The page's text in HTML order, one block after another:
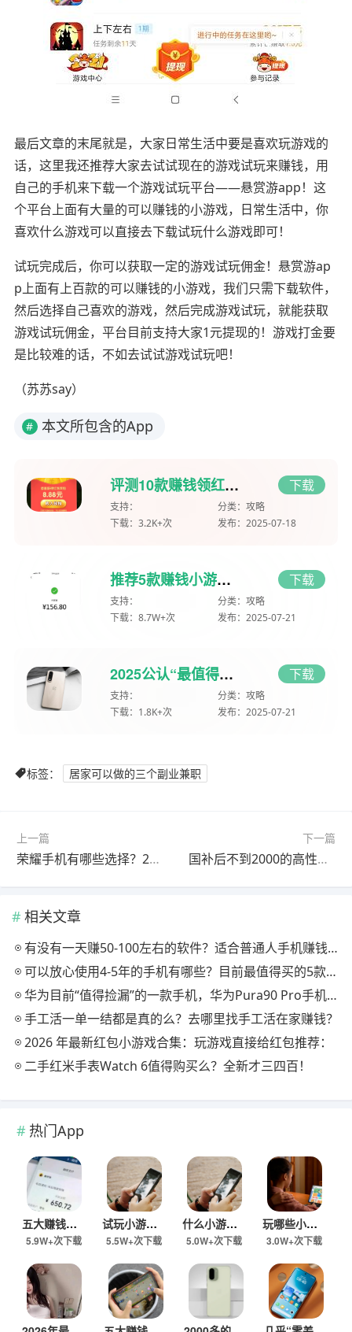
最后文章的末尾就是，大家日常生活中要是喜欢玩游戏的
话，这里我还推荐大家去试试现在的游戏试玩来赚钱，用
自己的手机来下载一个游戏试玩平台——悬赏游app！这
个平台上面有大量的可以赚钱的小游戏，日常生活中，你
喜欢什么游戏可以直接去下载试玩什么游戏即可！
试玩完成后，你可以获取一定的游戏试玩佣金！悬赏游ap
p上面有上百款的可以赚钱的小游戏，我们只需下载软件，
然后选择自己喜欢的游戏，然后完成游戏试玩，就能获取
游戏试玩佣金，平台目前支持大家1元提现的！游戏打金要
是比较难的话，不如去试试游戏试玩吧！
（苏苏say）
# 本文所包含的App
评测10款赚钱领红包的小游戏，可以反复玩反复闯关领红包 下载
支持： 分类： 攻略
下载： 3.2K+次 发布： 2025-07-18
推荐5款赚钱小游戏，能全部真实提现，一天收入156.8元，微信秒到账 下载
支持： 分类： 攻略
下载： 8.7W+次 发布： 2025-07-21
2025公认“最值得入手”的5款手机：哪些中档手机最值购买？ 下载
支持： 分类： 攻略
下载： 1.8K+次 发布： 2025-07-21
标签： 居家可以做的三个副业兼职
上一篇
荣耀手机有哪些选择？2025年高配置的荣耀手机推荐
下一篇
国补后不到2000的高性能手机推荐
相关文章
有没有一天赚50-100左右的软件？适合普通人手机赚钱的软件分享
可以放心使用4-5年的手机有哪些？目前最值得买的5款手机，用四年都不卡！
华为目前“值得捡漏”的一款手机，华为Pura90 Pro手机怎么样？
手工活一单一结都是真的么？去哪里找手工活在家赚钱？
2026 年最新红包小游戏合集：玩游戏直接给红包推荐：
二手红米手表Watch 6值得购买么？全新才三四百！
热门App
五大赚钱小游戏推荐：一天秒提30-80元小游戏都有哪些？
5.9W+次下载
试玩小游戏一单一结的有哪些？五款游戏赚钱版，秒提60元以上
5.5W+次下载
什么小游戏在家可以赚钱？五款小游戏赚钱版，一天收入60元以上！
5.0W+次下载
玩哪些小游戏可以一单一结？一天挣50-60元游戏有哪些？
3.0W+次下载